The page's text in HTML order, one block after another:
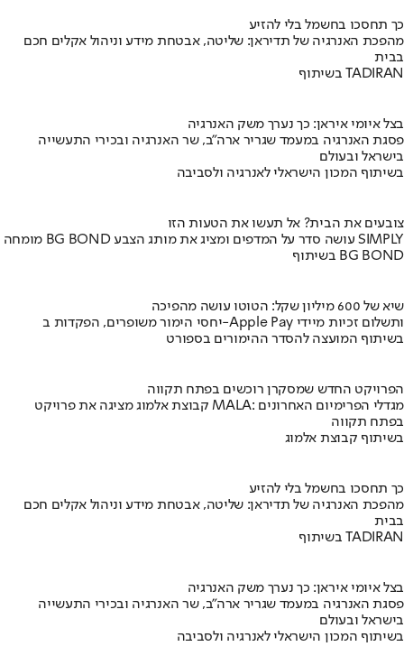
כך תחסכו בחשמל בלי להזיע
מהפכת האנרגיה של תדיראן: שליטה, אבטחת מידע וניהול אקלים חכם
בבית
בשיתוף TADIRAN
בצל איומי איראן: כך נערך משק האנרגיה
פסגת האנרגיה במעמד שגריר ארה"ב, שר האנרגיה ובכירי התעשייה
בישראל ובעולם
בשיתוף המכון הישראלי לאנרגיה ולסביבה
צובעים את הבית? אל תעשו את הטעות הזו
מומחה BG BOND עושה סדר על המדפים ומציג את מותג הצבע SIMPLY
בשיתוף BG BOND
שיא של 600 מיליון שקל: הטוטו עושה מהפיכה
יחסי הימור משופרים, הפקדות ב-Apple Pay ותשלום זכיות מיידי
בשיתוף המועצה להסדר ההימורים בספורט
הפרויקט החדש שמסקרן רוכשים בפתח תקווה
קבוצת אלמוג מציגה את פרויקט MALA: מגדלי הפרימיום האחרונים
בפתח תקווה
בשיתוף קבוצת אלמוג
כך תחסכו בחשמל בלי להזיע
מהפכת האנרגיה של תדיראן: שליטה, אבטחת מידע וניהול אקלים חכם
בבית
בשיתוף TADIRAN
בצל איומי איראן: כך נערך משק האנרגיה
פסגת האנרגיה במעמד שגריר ארה"ב, שר האנרגיה ובכירי התעשייה
בישראל ובעולם
בשיתוף המכון הישראלי לאנרגיה ולסביבה